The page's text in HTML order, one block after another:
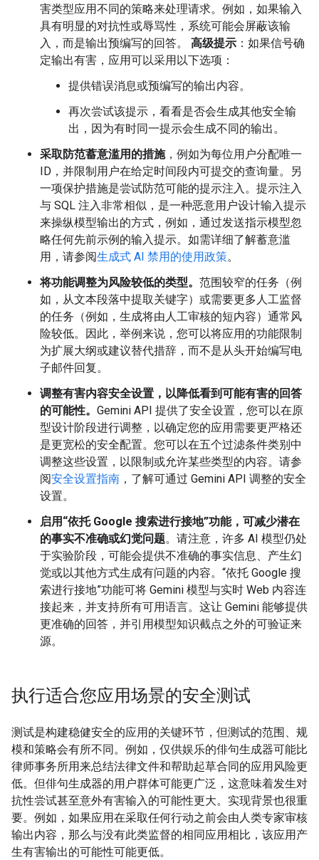
害类型应用不同的策略来处理请求。例如，如果输入
具有明显的对抗性或辱骂性，系统可能会屏蔽该输
入，而是输出预编写的回答。 高级提示 ：如果信号确
定输出有害，应用可以采用以下选项：
提供错误消息或预编写的输出内容。
再次尝试该提示，看看是否会生成其他安全输
出，因为有时同一提示会生成不同的输出。
采取防范蓄意滥用的措施，例如为每位用户分配唯一
ID，并限制用户在给定时间段内可提交的查询量。另
一项保护措施是尝试防范可能的提示注入。提示注入
与 SQL 注入非常相似，是一种恶意用户设计输入提示
来操纵模型输出的方式，例如，通过发送指示模型忽
略任何先前示例的输入提示。如需详细了解蓄意滥
用，请参阅生成式 AI 禁用的使用政策。
将功能调整为风险较低的类型。 范围较窄的任务（例
如，从文本段落中提取关键字）或需要更多人工监督
的任务（例如，生成将由人工审核的短内容）通常风
险较低。因此，举例来说，您可以将应用的功能限制
为扩展大纲或建议替代措辞，而不是从头开始编写电
子邮件回复。
调整有害内容安全设置，以降低看到可能有害的回答
的可能性。 Gemini API 提供了安全设置，您可以在原
型设计阶段进行调整，以确定您的应用需要更严格还
是更宽松的安全配置。您可以在五个过滤条件类别中
调整这些设置，以限制或允许某些类型的内容。请参
阅安全设置指南 ，了解可通过 Gemini API 调整的安全
设置。
启用“依托 Google 搜索进行接地”功能，可减少潜在
的事实不准确或幻觉问题。请注意，许多 AI 模型仍处
于实验阶段，可能会提供不准确的事实信息、产生幻
觉或以其他方式生成有问题的内容。“依托 Google 搜
索进行接地”功能可将 Gemini 模型与实时 Web 内容连
接起来，并支持所有可用语言。这让 Gemini 能够提供
更准确的回答，并引用模型知识截点之外的可验证来
源。
执行适合您应用场景的安全测试
测试是构建稳健安全的应用的关键环节，但测试的范围、规
模和策略会有所不同。例如，仅供娱乐的俳句生成器可能比
律师事务所用来总结法律文件和帮助起草合同的应用风险更
低。但俳句生成器的用户群体可能更广泛，这意味着发生对
抗性尝试甚至意外有害输入的可能性更大。实现背景也很重
要。例如，如果应用在采取任何行动之前会由人类专家审核
输出内容，那么与没有此类监督的相同应用相比，该应用产
生有害输出的可能性可能更低。